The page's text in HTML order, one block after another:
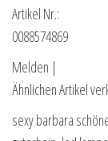
Artikel Nr.:
0088574869
Melden |
Ähnlichen Artikel
sexy barbara